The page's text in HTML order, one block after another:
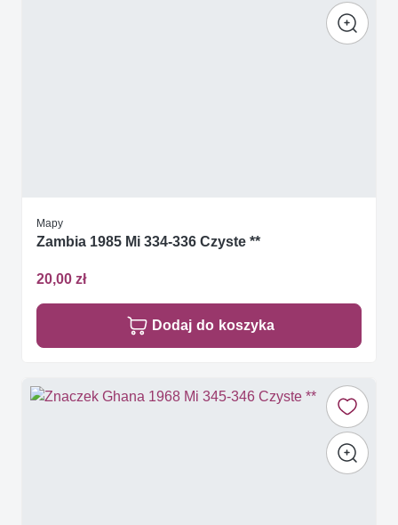
Mapy
Zambia 1985 Mi 334-336 Czyste **
20,00 zł
Dodaj do koszyka